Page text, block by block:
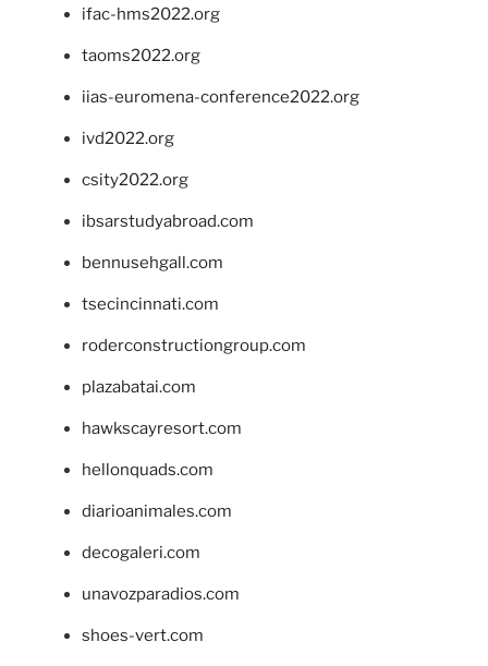
ifac-hms2022.org
taoms2022.org
iias-euromena-conference2022.org
ivd2022.org
csity2022.org
ibsarstudyabroad.com
bennusehgall.com
tsecincinnati.com
roderconstructiongroup.com
plazabatai.com
hawkscayresort.com
hellonquads.com
diarioanimales.com
decogaleri.com
unavozparadios.com
shoes-vert.com